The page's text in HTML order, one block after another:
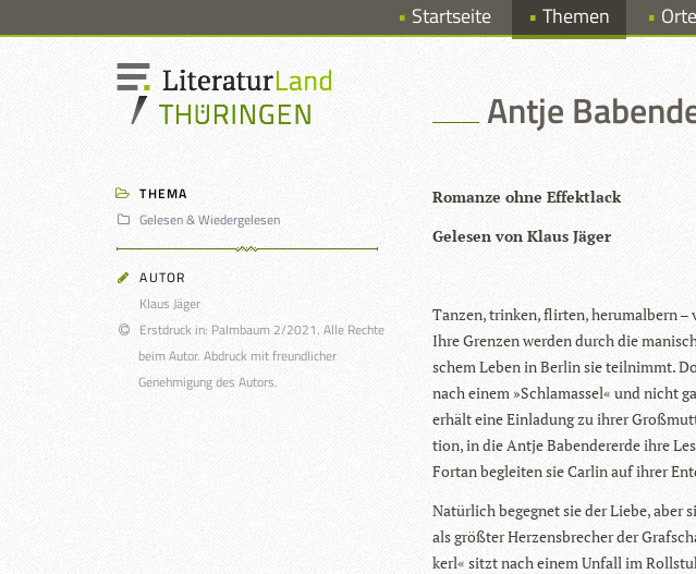
Startseite Themen
Antje
THEMA
Gelesen & Wiedergelesen
AUTOR
Klaus Jäger
Erstdruck in: Palmbaum 2/2021. Alle Rechte
beim Autor. Abdruck mit freundlicher
Genehmigung des Autors.
Romanze ohne Effektlack
Gele­sen von Klaus Jäger
Tan­zen, trin­ken, flir­ten, her­um­al­bern –
Ihre Gren­zen wer­den durch die
schem Leben in Ber­lin sie teil­nimmt.
nach einem »Schla­mas­sel« und nicht
erhält eine Ein­la­dung zu ihrer
tion, in die Antje Baben­der­erde ihre
Fortan beglei­ten sie Car­lin auf ihrer
Natür­lich begeg­net sie der Liebe, aber
als größ­ter Her­zens­bre­cher der
kerl« sitzt nach einem Unfall im